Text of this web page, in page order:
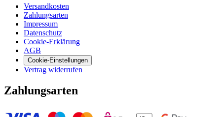
Versandkosten
Zahlungsarten
Impressum
Datenschutz
Cookie-Erklärung
AGB
Cookie-Einstellungen
Vertrag widerrufen
Zahlungsarten